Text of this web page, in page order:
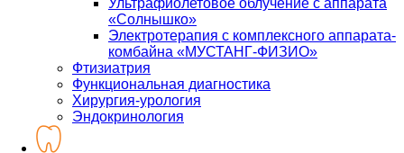
Ультрафиолетовое облучение с аппарата
«Солнышко»
Электротерапия с комплексного аппарата-
комбайна «МУСТАНГ-ФИЗИО»
Фтизиатрия
Функциональная диагностика
Хирургия-урология
Эндокринология